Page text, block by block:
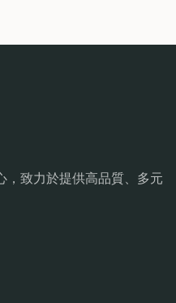
，致力於提供高品質、多元